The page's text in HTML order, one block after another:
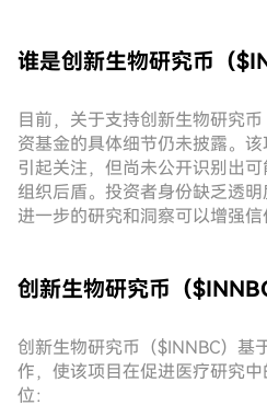
谁是创新生物研究币（
目前，关于支持创新生物研究
资基金的具体细节仍未披露。
引起关注，但尚未公开识别出
组织后盾。投资者身份缺乏透
进一步的研究和洞察可以增强信
创新生物研究币（
创新生物研究币（$INNBC）基
作，使该项目在促进医疗研究
位：